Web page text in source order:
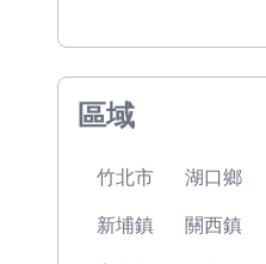
區域
竹北市 湖口鄉
新埔鎮 關西鎮